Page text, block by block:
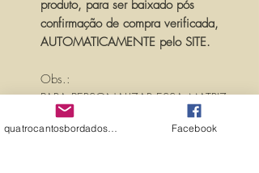
produto, para ser baixado pós
confirmação de compra verificada,
AUTOMATICAMENTE pelo SITE.
Obs.:
PARA PERSONALIZAR ESSA MATRIZ,
ACRESCENTANDO TEXTOS OU
NOMES, É SÓ ENTRAR EMFacebook